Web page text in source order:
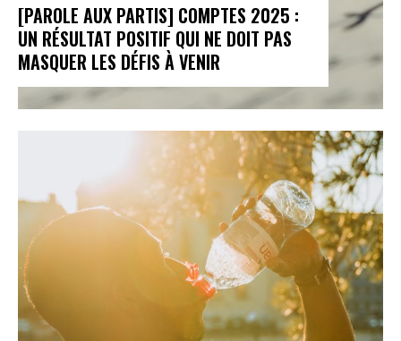
[PAROLE AUX PARTIS] COMPTES 2025 :
UN RÉSULTAT POSITIF QUI NE DOIT PAS
MASQUER LES DÉFIS À VENIR